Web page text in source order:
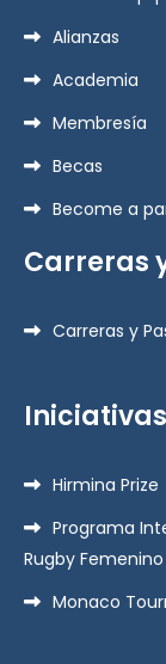
Alianzas
Academia
Membresía
Becas
Become a
Carreras
Carreras y
Hirmina Prize
Programa
Rugby
Monaco